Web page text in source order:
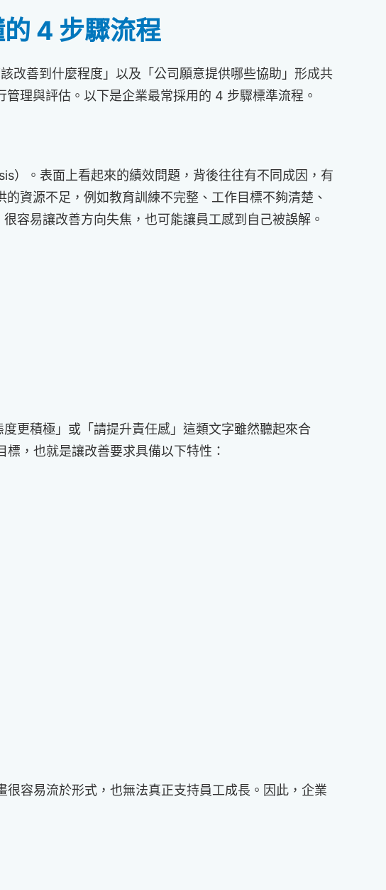
4 步驟流程
改善到什麼程度」以及「公司願意提供哪些協助」形成共
理與評估。以下是企業最常採用的 4 步驟標準流程。
）。表面上看起來的績效問題，背後往往有不同成因，有
資源不足，例如教育訓練不完整、工作目標不夠清楚、
容易讓改善方向失焦，也可能讓員工感到自己被誤解。
更積極」或「請提升責任感」這類文字雖然聽起來合
，也就是讓改善要求具備以下特性：
容易流於形式，也無法真正支持員工成長。因此，企業